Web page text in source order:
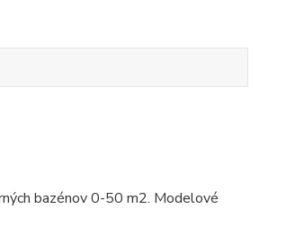
bazénov 0-50 m2. Modelové